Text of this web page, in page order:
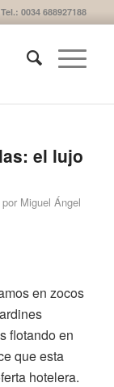
0034 688927188
el lujo
por Miguel Ángel
en zocos
flotando en
que esta
hotelera.